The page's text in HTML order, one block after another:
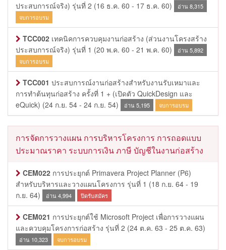
ประสบการณ์จริง) รุ่นที่ 2 (16 ธ.ค. 60 - 17 ธ.ค. 60)
อ่าน 8,315
จบการอบรม
TCC002 เทคนิคการควบคุมงานก่อสร้าง (ส่วนงานโครงสร้าง
ประสบการณ์จริง) รุ่นที่ 1 (20 พ.ค. 60 - 21 พ.ค. 60)
อ่าน 5,892
จบการอบรม
TCC001 ประสบการณ์งานก่อสร้างสำหรับงานรับเหมาและ
การทำต้นทุนก่อสร้าง ครั้งที่ 1 + (เปิดตัว QuickDesign และ
eQuick) (24 ก.ย. 54 - 24 ก.ย. 54) อ่าน 5,195 จบการอบรม
การจัดการวางแผน การบริหารโครงการ การถอดแบบ
ประมาณราคา ระบบการเงิน ภาษี บัญชีในงานก่อสร้าง
CEM022 การประยุกต์ Primavera Project Planner (P6)
สำหรับบริหารและวางแผนโครงการ รุ่นที่ 1 (18 ก.ย. 64 - 19
ก.ย. 64)
อ่าน 4,994 ปิดรับสมัคร
CEM021 การประยุกต์ใช้ Microsoft Project เพื่อการวางแผน
และควบคุมโครงการก่อสร้าง รุ่นที่ 2 (24 ต.ค. 63 - 25 ต.ค. 63)
อ่าน 10,323 จบการอบรม